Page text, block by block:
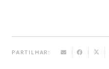
PARTILHAR: